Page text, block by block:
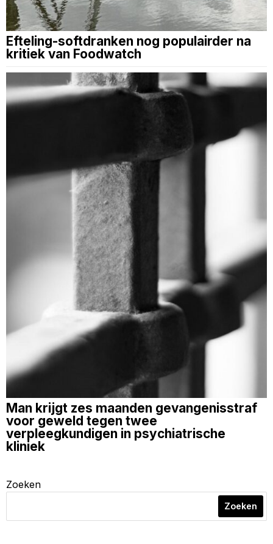
Efteling-softdranken nog populairder na
kritiek van Foodwatch
Man krijgt zes maanden gevangenisstraf
voor geweld tegen twee
verpleegkundigen in psychiatrische
kliniek
Zoeken
Zoeken